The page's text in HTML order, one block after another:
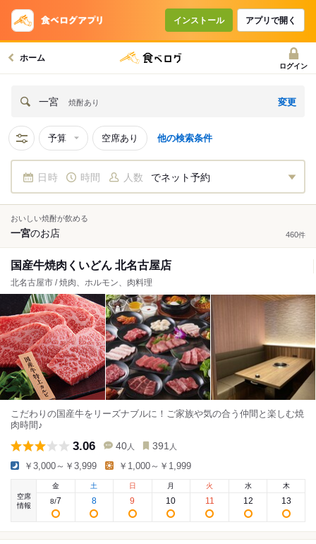
インストール アプリで開く
ホーム
ログイン
一宮 焼酎あり 変更
予算 空席あり 他の検索条件
日時 時間 人数 でネット予約
おいしい焼酎が飲める
一宮のお店 460件
国産牛焼肉くいどん 北名古屋店
北名古屋市 / 焼肉、ホルモン、肉料理
こだわりの国産牛をリーズナブルに！ご家族や気の合う仲間と楽しむ焼
肉時間♪
3.06 40 人 391 人
￥3,000～￥3,999 ￥1,000～￥1,999
空席
情報
金
8/7
土
8
日
9
月
10
火
11
水
12
木
13